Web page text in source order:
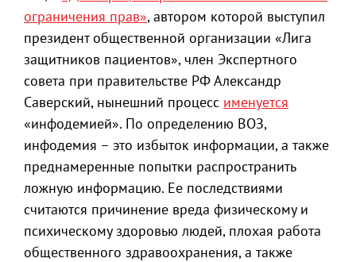
ограничения прав», автором которой выступил
президент общественной организации «Лига
защитников пациентов», член Экспертного
совета при правительстве РФ Александр
Саверский, нынешний процесс именуется
«инфодемией». По определению ВОЗ,
инфодемия – это избыток информации, а также
преднамеренные попытки распространить
ложную информацию. Ее последствиями
считаются причинение вреда физическому и
психическому здоровью людей, плохая работа
общественного здравоохранения, а также